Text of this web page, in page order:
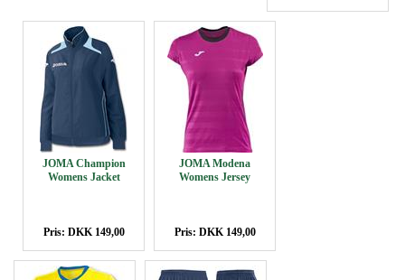
JOMA Champion
Womens Jacket
Pris: DKK 149,00
JOMA Modena
Womens Jersey
Pris: DKK 149,00